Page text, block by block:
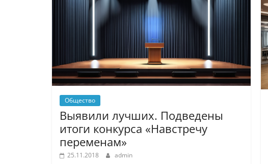
Общество
Выявили лучших. Подведены
итоги конкурса «Навстречу
переменам»
25.11.2018 admin